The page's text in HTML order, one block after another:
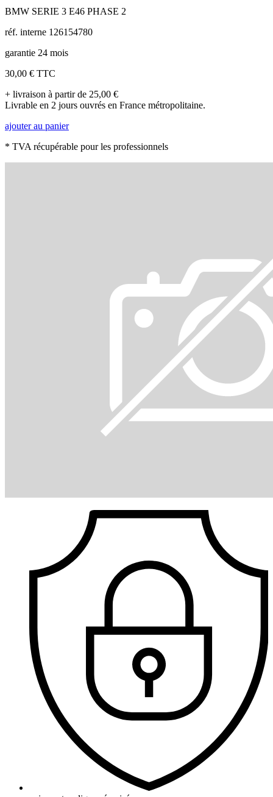
BMW SERIE 3 E46 PHASE 2
réf. interne 126154780
garantie 24 mois
30,00 € TTC
+ livraison à partir de 25,00 €
Livrable en 2 jours ouvrés en France métropolitaine.
ajouter au panier
* TVA récupérable pour les professionnels